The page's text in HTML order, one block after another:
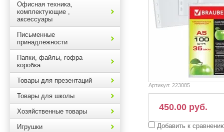
Офисная техника,
комплектующие ,
аксессуары
Письменные
принадлежности
Папки, файлы, гофра
коробка
Товары для презентаций
Товары для школы
Хозяйственные товары
Игрушки
Артикул: 223085
450.00 руб.
Добавить к